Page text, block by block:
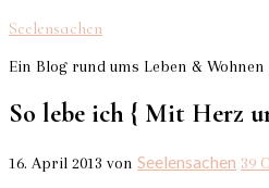
Seelensachen
Ein Blog rund ums Leben & Wohnen
So lebe ich { Mit Herz
16. April 2013 von Seelensachen 39